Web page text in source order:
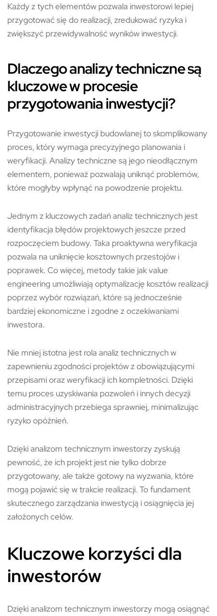
Każdy z tych elementów pozwala inwestorowi lepiej
przygotować się do realizacji, zredukować ryzyka i
zwiększyć przewidywalność wyników inwestycji.
Dlaczego analizy techniczne są
kluczowe w procesie
przygotowania inwestycji?
Przygotowanie inwestycji budowlanej to skomplikowany
proces, który wymaga precyzyjnego planowania i
weryfikacji. Analizy techniczne są jego nieodłącznym
elementem, ponieważ pozwalają uniknąć problemów,
które mogłyby wpłynąć na powodzenie projektu.
Jednym z kluczowych zadań analiz technicznych jest
identyfikacja błędów projektowych jeszcze przed
rozpoczęciem budowy. Taka proaktywna weryfikacja
pozwala na uniknięcie kosztownych przestojów i
poprawek. Co więcej, metody takie jak value
engineering umożliwiają optymalizację kosztów realizacji
poprzez wybór rozwiązań, które są jednocześnie
bardziej ekonomiczne i zgodne z oczekiwaniami
inwestora.
Nie mniej istotna jest rola analiz technicznych w
zapewnieniu zgodności projektów z obowiązującymi
przepisami oraz weryfikacji ich kompletności. Dzięki
temu proces uzyskiwania pozwoleń i innych decyzji
administracyjnych przebiega sprawniej, minimalizując
ryzyko opóźnień.
Dzięki analizom technicznym inwestorzy zyskują
pewność, że ich projekt jest nie tylko dobrze
przygotowany, ale także gotowy na wyzwania, które
mogą pojawić się w trakcie realizacji. To fundament
skutecznego zarządzania inwestycją i osiągnięcia jej
założonych celów.
Kluczowe korzyści dla
inwestorów
Dzięki analizom technicznym inwestorzy mogą osiągnąć